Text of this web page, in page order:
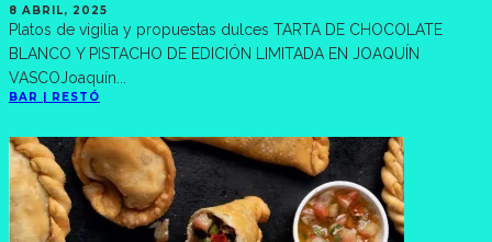
8 ABRIL, 2025
Platos de vigilia y propuestas dulces TARTA DE CHOCOLATE
BLANCO Y PISTACHO DE EDICIÓN LIMITADA EN JOAQUÍN
VASCOJoaquín
BAR | RESTÓ